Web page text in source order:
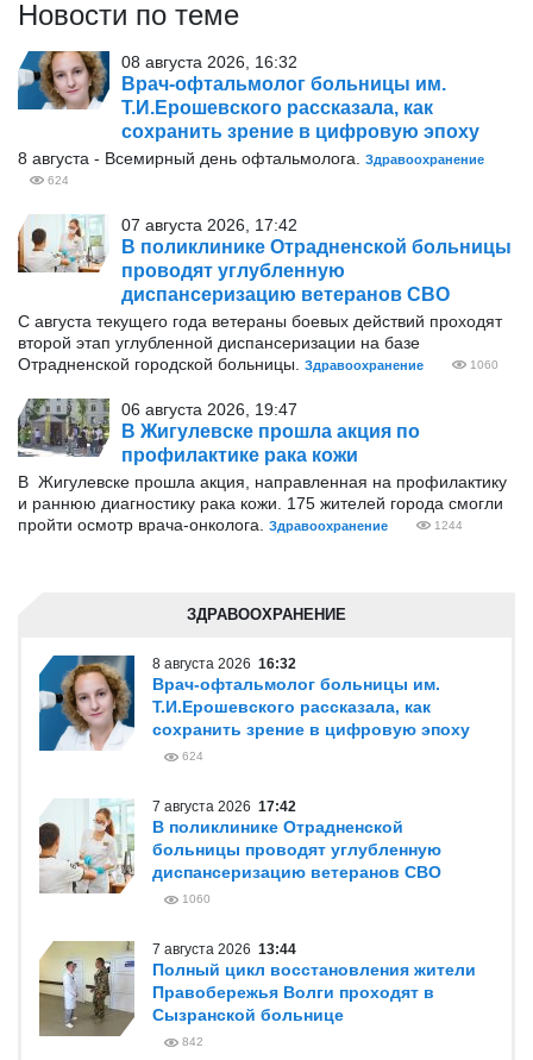
Новости по теме
08 августа 2026, 16:32
Врач-офтальмолог больницы им.
Т.И.Ерошевского рассказала, как
сохранить зрение в цифровую эпоху
8 августа - Всемирный день офтальмолога. Здравоохранение
624
07 августа 2026, 17:42
В поликлинике Отрадненской больницы
проводят углубленную
диспансеризацию ветеранов СВО
С августа текущего года ветераны боевых действий проходят
второй этап углубленной диспансеризации на базе
Отрадненской городской больницы.
Здравоохранение 1060
06 августа 2026, 19:47
В Жигулевске прошла акция по
профилактике рака кожи
В Жигулевске прошла акция, направленная на профилактику
и раннюю диагностику рака кожи. 175 жителей города смогли
пройти осмотр врача-онколога.
Здравоохранение 1244
ЗДРАВООХРАНЕНИЕ
8 августа 2026 16:32
Врач-офтальмолог больницы им.
Т.И.Ерошевского рассказала, как
сохранить зрение в цифровую эпоху
624
7 августа 2026 17:42
В поликлинике Отрадненской
больницы проводят углубленную
диспансеризацию ветеранов СВО
1060
7 августа 2026 13:44
Полный цикл восстановления жители
Правобережья Волги проходят в
Сызранской больнице
842